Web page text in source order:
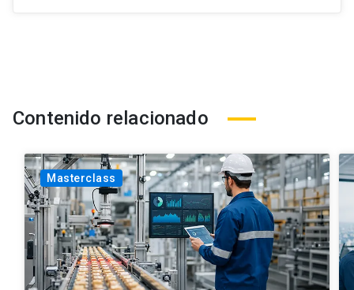
Contenido relacionado
Masterclass